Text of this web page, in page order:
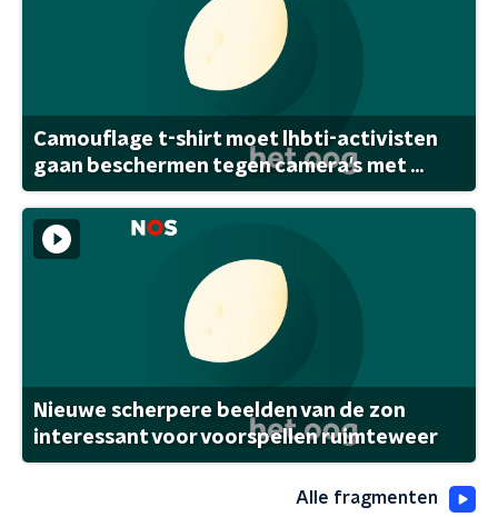
Camouflage t-shirt moet lhbti-activisten
gaan beschermen tegen camera's met ...
Nieuwe scherpere beelden van de zon
interessant voor voorspellen ruimteweer
Alle fragmenten